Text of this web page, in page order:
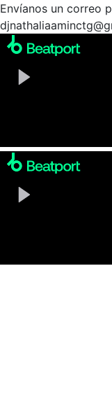
Envíanos un correo